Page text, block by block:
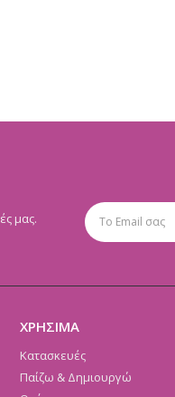
μας.
ΧΡΗΣΙΜΑ
Κατασκευές
Παίζω & Δημιουργώ